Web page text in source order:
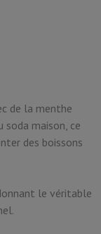
de la menthe
maison, ce
des boissons
le véritable